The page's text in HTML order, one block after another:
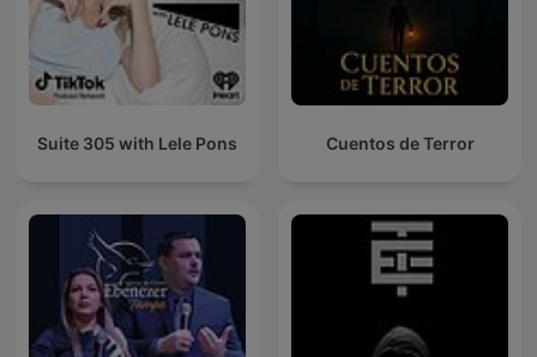
Suite 305 with Lele Pons Cuentos de Terror